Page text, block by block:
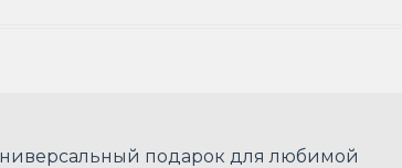
подарок для любимой